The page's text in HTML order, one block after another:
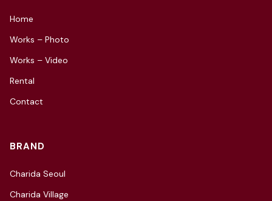
Home
Works – Photo
Works – Video
Rental
Contact
BRAND
Charida Seoul
Charida Village